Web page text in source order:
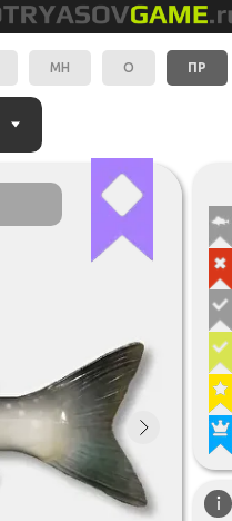
МН О ПР